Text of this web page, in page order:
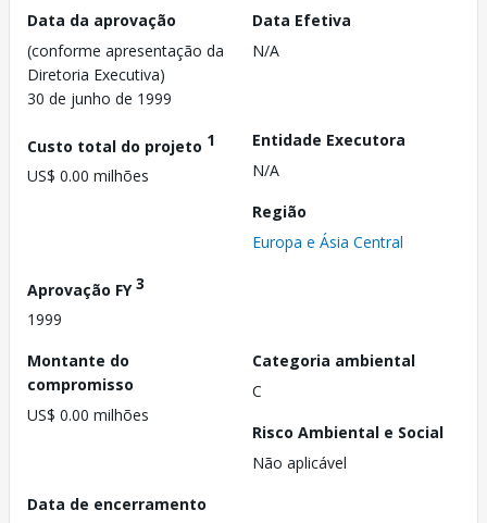
Data da aprovação
(conforme apresentação da
Diretoria Executiva)
30 de junho de 1999
Data Efetiva
N/A
Custo total do projeto 1
US$ 0.00 milhões
Entidade Executora
N/A
Região
Europa e Ásia Central
Aprovação FY3
1999
Montante do
compromisso
US$ 0.00 milhões
Categoria ambiental
C
Risco Ambiental e Social
Não aplicável
Data de encerramento